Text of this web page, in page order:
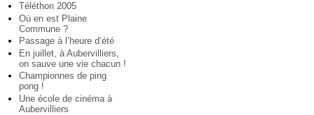
Téléthon 2005
Où en est Plaine
Commune ?
Passage à l’heure d’été
En juillet, à Aubervilliers,
on sauve une vie chacun !
Championnes de ping
pong !
Une école de cinéma à
Aubervilliers